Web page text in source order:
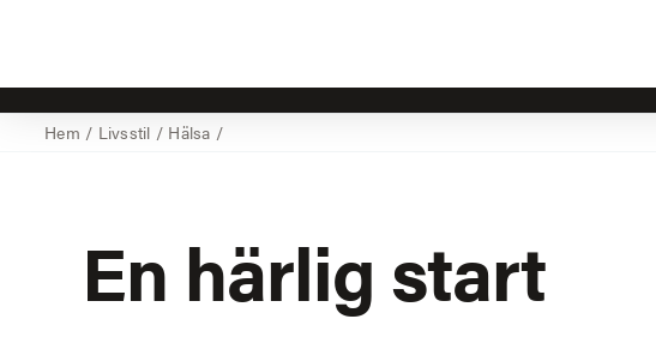
Hem / Livsstil / Hälsa /
En härlig start